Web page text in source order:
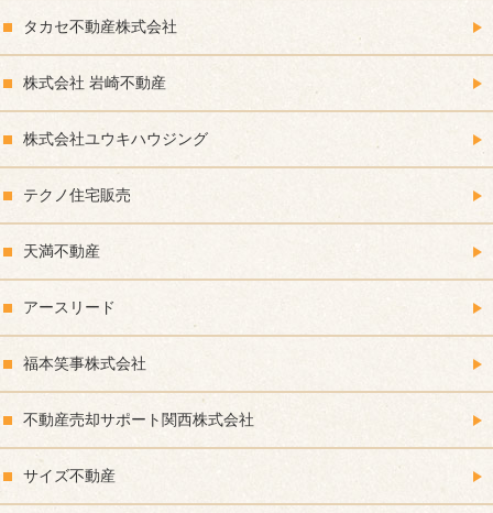
タカセ不動産株式会社
株式会社 岩崎不動産
株式会社ユウキハウジング
テクノ住宅販売
天満不動産
アースリード
福本笑事株式会社
不動産売却サポート関西株式会社
サイズ不動産